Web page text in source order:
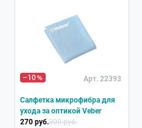
–10 Арт. 22393
Салфетка микрофибра для
ухода за оптикой Veber
270 руб.300 руб.